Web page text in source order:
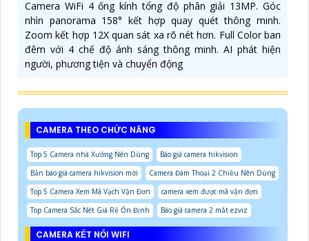
Camera WiFi 4 ống kính tổng độ phân giải 13MP. Góc
nhìn panorama 158° kết hợp quay quét thông minh.
Zoom kết hợp 12X quan sát xa rõ nét hơn. Full Color ban
đêm với 4 chế độ ánh sáng thông minh. AI phát hiện
người, phương tiện và chuyển động
CAMERA THEO CHỨC NĂNG
Top 5 Camera nhà Xưởng Nên Dùng
Báo giá camera hikvision
Bản báo giá camera hikvision mới
Camera Đàm Thoại 2 Chiều Nên Dùng
Top 5 Camera Xem Mã Vạch Vận Đơn
camera xem được mã vận đơn
Top Camera Sắc Nét Giá Rẻ Ổn Định
Báo giá camera 2 mắt ezviz
CAMERA KẾT NỐI WIFI